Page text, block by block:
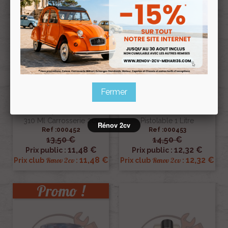
310 Ml Carrosserie 2cv
Ref :000452
13,50 €
Prix public : 11,48 €
Prix club Renov 2cv: 11,48 €
Pistolable 1 Litre
Ref :000453
14,50 €
Prix public : 12,32 €
Prix club Renov 2cv : 12,32 €
Promo !
Fermer
Rénov 2cv